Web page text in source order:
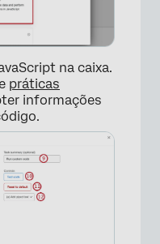
×
na caixa.
práticas
informações